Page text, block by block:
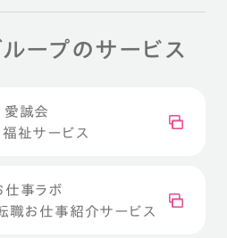
ープのサービス
愛誠会
福祉サービス
仕事ラボ
職お仕事紹介サービス